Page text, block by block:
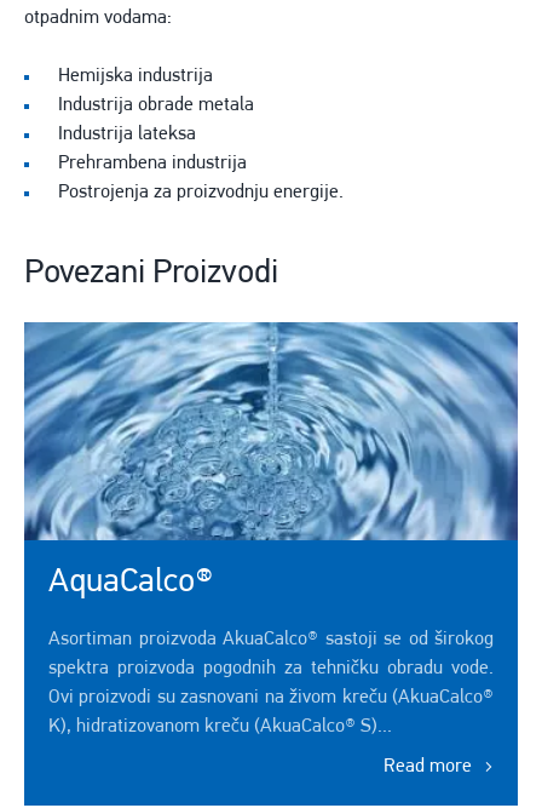
otpadnim vodama:
Hemijska industrija
Industrija obrade metala
Industrija lateksa
Prehrambena industrija
Postrojenja za proizvodnju energije.
Povezani Proizvodi
AquaCalco®
Asortiman proizvoda AkuaCalco® sastoji se od širokog
spektra proizvoda pogodnih za tehničku obradu vode.
Ovi proizvodi su zasnovani na živom kreču (AkuaCalco®
K), hidratizovanom kreču (AkuaCalco® S)...
Read more